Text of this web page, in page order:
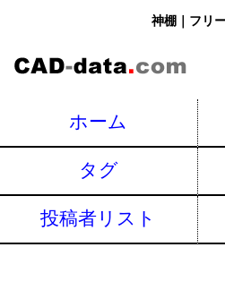
神棚｜フリ
ホーム
タグ
投稿者リスト